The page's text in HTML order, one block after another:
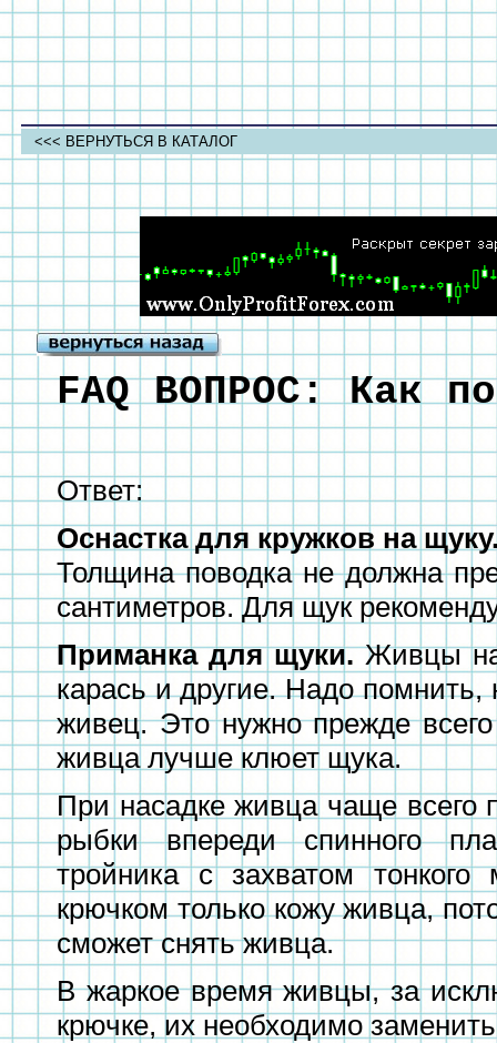
<<< ВЕРНУТЬСЯ В КАТАЛОГ
FAQ ВОПРОС: Как
Ответ:
Оснастка для кружков на
Толщина поводка не должна
сантиметров. Для щук
Приманка для щуки.Живцы
карась и другие. Надо помнить,
живец. Это нужно прежде
живца лучше клюет щука.
При насадке живца чаще всего
рыбки впереди спинного
тройника с захватом
крючком только кожу живца,
сможет снять живца.
В жаркое время живцы, за
крючке, их необходимо